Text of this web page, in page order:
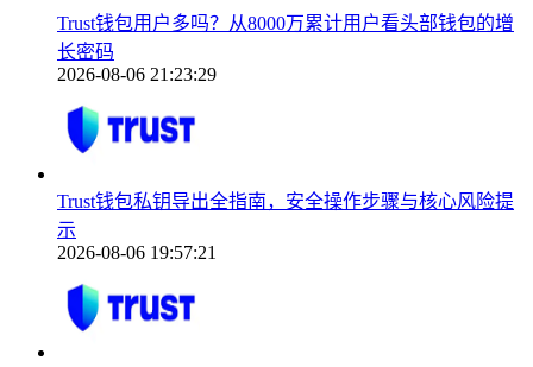
Trust钱包用户多吗？从8000万累计用户看头部钱包的增
长密码
2026-08-06 21:23:29
Trust钱包私钥导出全指南，安全操作步骤与核心风险提
示
2026-08-06 19:57:21